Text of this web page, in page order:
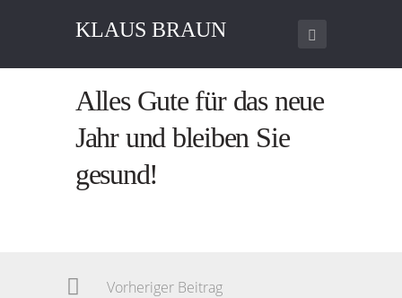
KLAUS BRAUN
Alles Gute für das neue
Jahr und bleiben Sie
gesund!
Vorheriger Beitrag